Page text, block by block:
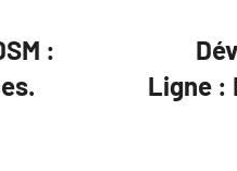
:
Ligne :